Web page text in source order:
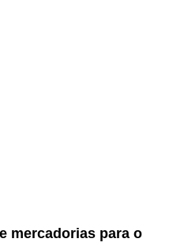
mercadorias para o